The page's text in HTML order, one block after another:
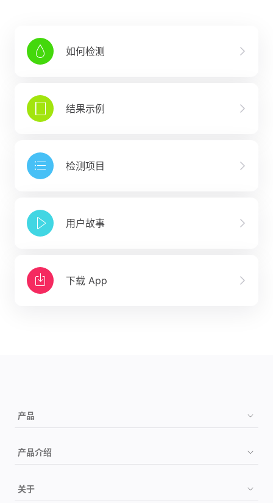
如何检测
结果示例
检测项目
用户故事
下载 App
产品
购买
检测项目
产品介绍
祖源
关于